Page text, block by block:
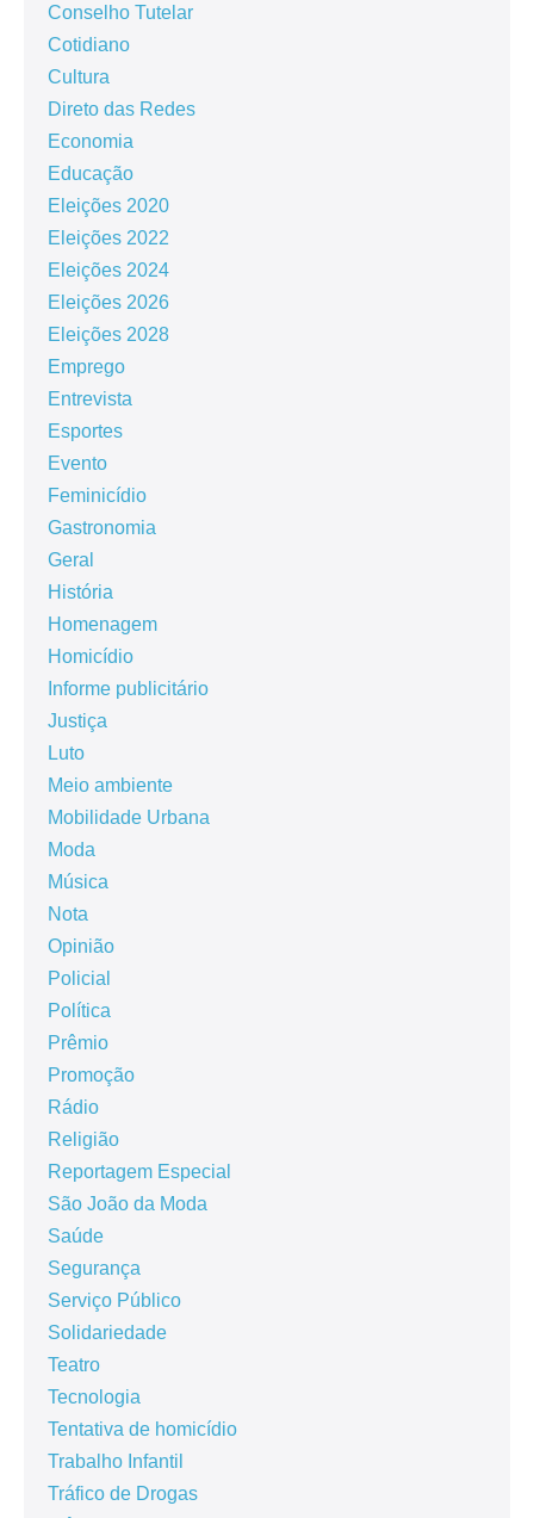
Conselho Tutelar
Cotidiano
Cultura
Direto das Redes
Economia
Educação
Eleições 2020
Eleições 2022
Eleições 2024
Eleições 2026
Eleições 2028
Emprego
Entrevista
Esportes
Evento
Feminicídio
Gastronomia
Geral
História
Homenagem
Homicídio
Informe publicitário
Justiça
Luto
Meio ambiente
Mobilidade Urbana
Moda
Música
Nota
Opinião
Policial
Política
Prêmio
Promoção
Rádio
Religião
Reportagem Especial
São João da Moda
Saúde
Segurança
Serviço Público
Solidariedade
Teatro
Tecnologia
Tentativa de homicídio
Trabalho Infantil
Tráfico de Drogas